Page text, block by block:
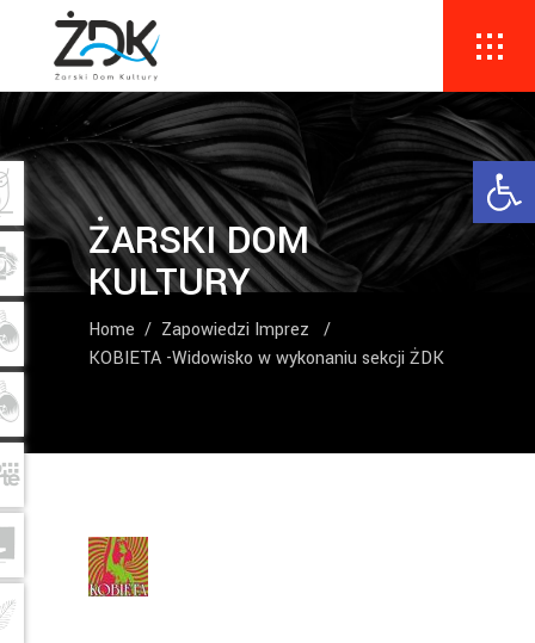
ŻARSKI DOM
KULTURY
Home / Zapowiedzi Imprez
/
KOBIETA -Widowisko w wykonaniu sekcji ŻDK